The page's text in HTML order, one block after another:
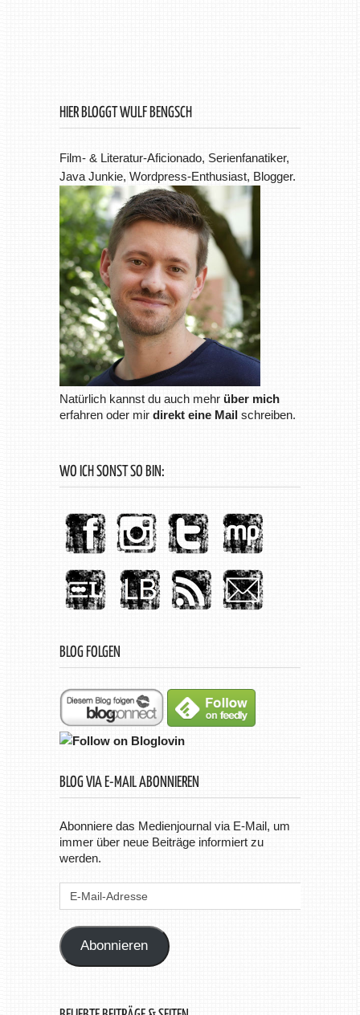
HIER BLOGGT WULF BENGSCH
Film- & Literatur-Aficionado, Serienfanatiker,
Java Junkie, Wordpress-Enthusiast, Blogger.
Natürlich kannst du auch mehr über mich
erfahren oder mir direkt eine Mailschreiben.
WO ICH SONST SO BIN:
BLOG FOLGEN
BLOG VIA E-MAIL ABONNIEREN
Abonniere das Medienjournal via E-Mail, um
immer über neue Beiträge informiert zu
werden.
Abonnieren